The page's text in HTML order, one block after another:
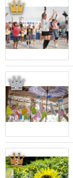
1
2
3